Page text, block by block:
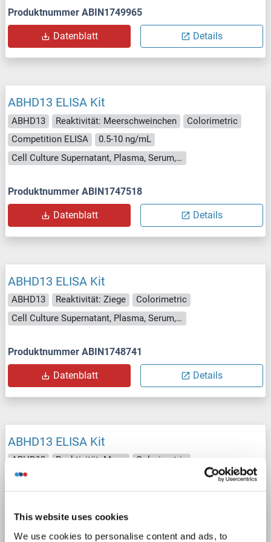
This website uses cookies
We use cookies to personalise content and ads, to
Produktnummer ABIN1749965
Datenblatt Details
ABHD13 ELISA Kit
ABHD13 Reaktivität: Meerschweinchen
Colorimetric
Competition ELISA
0.5-10 ng/mL
Cell Culture Supernatant, Plasma, Serum, Tissue Homogenate
Produktnummer ABIN1747518
Datenblatt Details
ABHD13 ELISA Kit
ABHD13 Reaktivität: Ziege
Colorimetric
Cell Culture Supernatant, Plasma, Serum, Tissue Homogenate
Produktnummer ABIN1748741
Datenblatt Details
ABHD13 ELISA Kit
ABHD13 Reaktivität: Maus
Colorimetric
Competition ELISA
Produktnummer ABIN1745077